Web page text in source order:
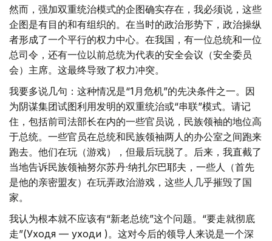
然而，强加双重统治模式的企图确实存在，我必须说，这些
企图是有目的和有组织的。在当时的政治形势下，政治操纵
者形成了一个平行的权力中心。在我国，有一位总统和一位
总司令，还有一位以前总统为代表的安全会议（安全委员
会）主席。这最终导致了权力冲突。
我要多说几句：这种情况是“1月危机”的先决条件之一。因
为阴谋集团试图利用发明的双重统治或“串联”模式。请记
住，包括前司法部长在内的一些官员说，民族领袖的地位高
于总统。一些官员在总统和民族领袖两人的办公室之间跑来
跑去。他们在玩（游戏），但最后玩脱了。后来，我直截了
当地告诉民族领袖努尔苏丹·纳扎尔巴耶夫，一些人（首先
是他的亲密盟友）在玩弄政治游戏，这些人几乎摧毁了国
家。
我认为根本就不应该有“新老总统”这个问题。“要走就彻底
走”(Уходя — уходи )。这对今后的领导人来说是一个深